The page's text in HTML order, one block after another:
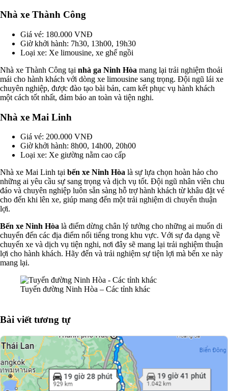
Nhà xe Thành Công
Giá vé: 180.000 VNĐ
Giờ khởi hành: 7h30, 13h00, 19h30
Loại xe: Xe limousine, xe ghế ngồi
Nhà xe Thành Công tại nhà ga Ninh Hòa mang lại trải nghiệm thoải
mái cho hành khách với dòng xe limousine sang trọng. Đội ngũ lái xe
chuyên nghiệp, được đào tạo bài bản, cam kết phục vụ hành khách
một cách tốt nhất, đảm bảo an toàn và tiện nghi.
Nhà xe Mai Linh
Giá vé: 200.000 VNĐ
Giờ khởi hành: 8h00, 14h00, 20h00
Loại xe: Xe giường nằm cao cấp
Nhà xe Mai Linh tại bến xe Ninh Hòa là sự lựa chọn hoàn hảo cho
những ai yêu cầu sự sang trọng và dịch vụ tốt. Đội ngũ nhân viên chu
đáo và chuyên nghiệp luôn sẵn sàng hỗ trợ hành khách từ khâu đặt vé
cho đến khi lên xe, giúp mang đến một trải nghiệm di chuyển thuận
lợi.
Bến xe Ninh Hòa là điểm dừng chân lý tưởng cho những ai muốn di
chuyển đến các địa điểm nổi tiếng trong khu vực. Với sự đa dạng về
chuyến xe và dịch vụ tiện nghi, nơi đây sẽ mang lại trải nghiệm thuận
lợi cho hành khách. Hãy đến và trải nghiệm sự tiện lợi mà bến xe này
mang lại.
Tuyến đường Ninh Hòa – Các tỉnh khác
Bài viết tương tự